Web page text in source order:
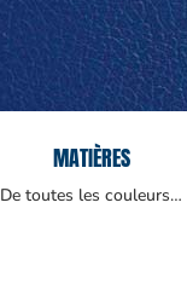
MATIÈRES
De toutes les couleurs…